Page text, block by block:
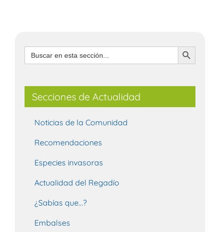
Buscar: Botón de búsqueda
Secciones de Actualidad
Noticias de la Comunidad
Recomendaciones
Especies invasoras
Actualidad del Regadío
¿Sabías que…?
Embalses